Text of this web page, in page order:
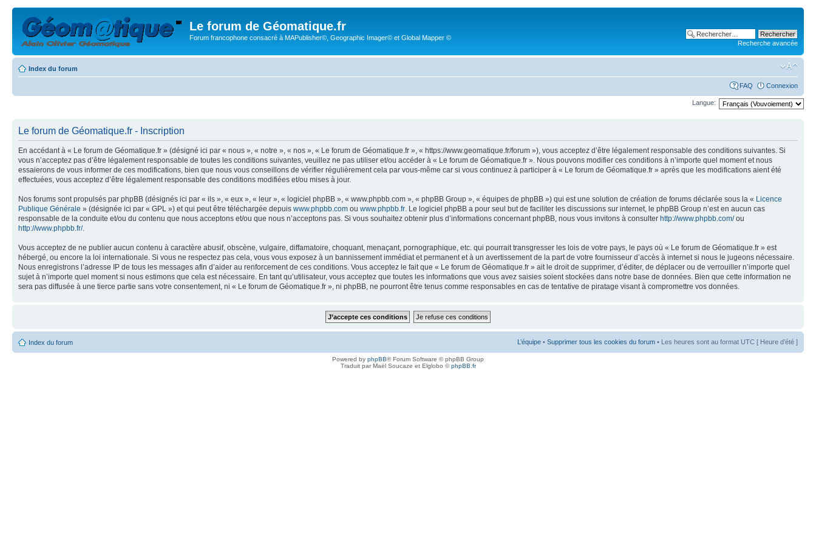
Le forum de Géomatique.fr
Forum francophone consacré à MAPublisher©, Geographic Imager© et Global Mapper ©
Recherche avancée
Index du forum
FAQ Connexion
Langue:
Le forum de Géomatique.fr - Inscription
En accédant à « Le forum de Géomatique.fr » (désigné ici par « nous », « notre », « nos », « Le forum de Géomatique.fr », « https://www.geomatique.fr/forum »), vous acceptez d’être légalement responsable des conditions suivantes. Si
vous n’acceptez pas d’être légalement responsable de toutes les conditions suivantes, veuillez ne pas utiliser et/ou accéder à « Le forum de Géomatique.fr ». Nous pouvons modifier ces conditions à n’importe quel moment et nous
essaierons de vous informer de ces modifications, bien que nous vous conseillons de vérifier régulièrement cela par vous-même car si vous continuez à participer à « Le forum de Géomatique.fr » après que les modifications aient été
effectuées, vous acceptez d’être légalement responsable des conditions modifiées et/ou mises à jour.
Nos forums sont propulsés par phpBB (désignés ici par « ils », « eux », « leur », « logiciel phpBB », « www.phpbb.com », « phpBB Group », « équipes de phpBB ») qui est une solution de création de forums déclarée sous la « Licence
Publique Générale » (désignée ici par « GPL ») et qui peut être téléchargée depuis www.phpbb.com ou www.phpbb.fr. Le logiciel phpBB a pour seul but de faciliter les discussions sur internet, le phpBB Group n’est en aucun cas
responsable de la conduite et/ou du contenu que nous acceptons et/ou que nous n’acceptons pas. Si vous souhaitez obtenir plus d’informations concernant phpBB, nous vous invitons à consulter http://www.phpbb.com/ou
http://www.phpbb.fr/.
Vous acceptez de ne publier aucun contenu à caractère abusif, obscène, vulgaire, diffamatoire, choquant, menaçant, pornographique, etc. qui pourrait transgresser les lois de votre pays, le pays où « Le forum de Géomatique.fr » est
hébergé, ou encore la loi internationale. Si vous ne respectez pas cela, vous vous exposez à un bannissement immédiat et permanent et à un avertissement de la part de votre fournisseur d’accès à internet si nous le jugeons nécessaire.
Nous enregistrons l’adresse IP de tous les messages afin d’aider au renforcement de ces conditions. Vous acceptez le fait que « Le forum de Géomatique.fr » ait le droit de supprimer, d’éditer, de déplacer ou de verrouiller n’importe quel
sujet à n’importe quel moment si nous estimons que cela est nécessaire. En tant qu’utilisateur, vous acceptez que toutes les informations que vous avez saisies soient stockées dans notre base de données. Bien que cette information ne
sera pas diffusée à une tierce partie sans votre consentement, ni « Le forum de Géomatique.fr », ni phpBB, ne pourront être tenus comme responsables en cas de tentative de piratage visant à compromettre vos données.
Index du forum L’équipe • Supprimer tous les cookies du forum • Les heures sont au format UTC [ Heure d’été ]
Powered by phpBB® Forum Software © phpBB Group
Traduit par Maël Soucaze et Elglobo ©phpBB.fr